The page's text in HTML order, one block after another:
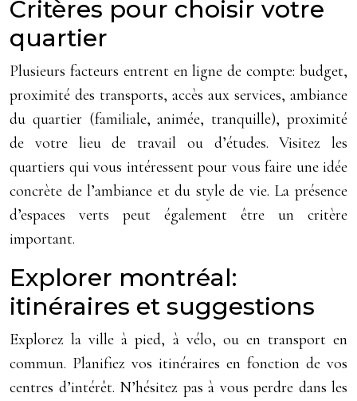
Critères pour choisir votre
quartier
Plusieurs facteurs entrent en ligne de compte: budget,
proximité des transports, accès aux services, ambiance
du quartier (familiale, animée, tranquille), proximité
de votre lieu de travail ou d’études. Visitez les
quartiers qui vous intéressent pour vous faire une idée
concrète de l’ambiance et du style de vie. La présence
d’espaces verts peut également être un critère
important.
Explorer montréal:
itinéraires et suggestions
Explorez la ville à pied, à vélo, ou en transport en
commun. Planifiez vos itinéraires en fonction de vos
centres d’intérêt. N’hésitez pas à vous perdre dans les